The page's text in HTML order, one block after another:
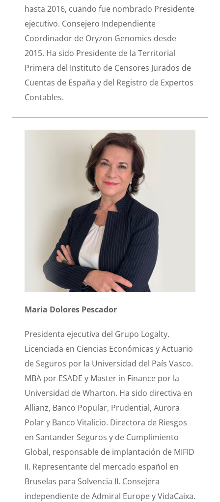
hasta 2016, cuando fue nombrado Presidente
ejecutivo. Consejero Independiente
Coordinador de Oryzon Genomics desde
2015. Ha sido Presidente de la Territorial
Primera del Instituto de Censores Jurados de
Cuentas de España y del Registro de Expertos
Contables.
Maria Dolores Pescador
Presidenta ejecutiva del Grupo Logalty.
Licenciada en Ciencias Económicas y Actuario
de Seguros por la Universidad del País Vasco.
MBA por ESADE y Master in Finance por la
Universidad de Wharton. Ha sido directiva en
Allianz, Banco Popular, Prudential, Aurora
Polar y Banco Vitalicio. Directora de Riesgos
en Santander Seguros y de Cumplimiento
Global, responsable de implantación de MIFID
II. Representante del mercado español en
Bruselas para Solvencia II. Consejera
independiente de Admiral Europe y VidaCaixa.